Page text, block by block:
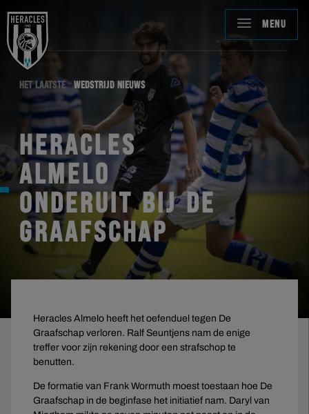
MENU
HET LAATSTE WEDSTRIJD NIEUWS
HERACLES
ALMELO
ONDERUIT BIJ DE
GRAAFSCHAP
Heracles Almelo heeft het oefenduel tegen De
Graafschap verloren. Ralf Seuntjens nam de enige
treffer voor zijn rekening door een strafschop te
benutten.
De formatie van Frank Wormuth moest toestaan hoe De
Graafschap in de beginfase het initiatief nam. Daryl van